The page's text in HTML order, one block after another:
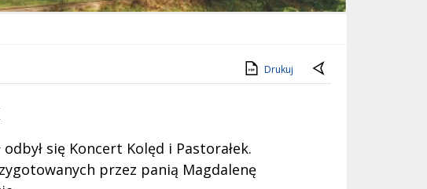
Drukuj
się Koncert Kolęd i Pastorałek.
przez panią Magdalenę